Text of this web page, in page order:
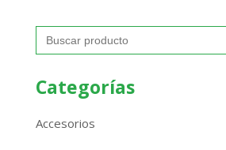
Buscar:
Categorías
Accesorios